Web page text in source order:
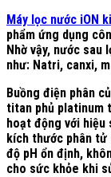
Máy lọc nước iON
phẩm ứng dụng
Nhờ vậy, nước
như: Natri, canxi,
Buồng điện phân
titan phủ platinum
hoạt động với hiệu
kích thước phân tử
độ pH ổn định,
cho sức khỏe khi